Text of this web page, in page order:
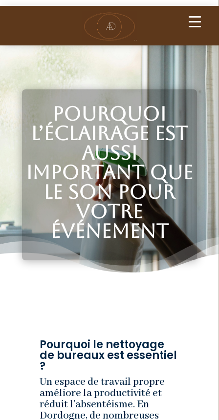
Pourquoi
l’éclairage est
aussi
important que
le son pour
votre
événement
Pourquoi le nettoyage
de bureaux est essentiel
?
Un espace de travail propre
améliore la productivité et
réduit l’absentéisme. En
Dordogne, de nombreuses